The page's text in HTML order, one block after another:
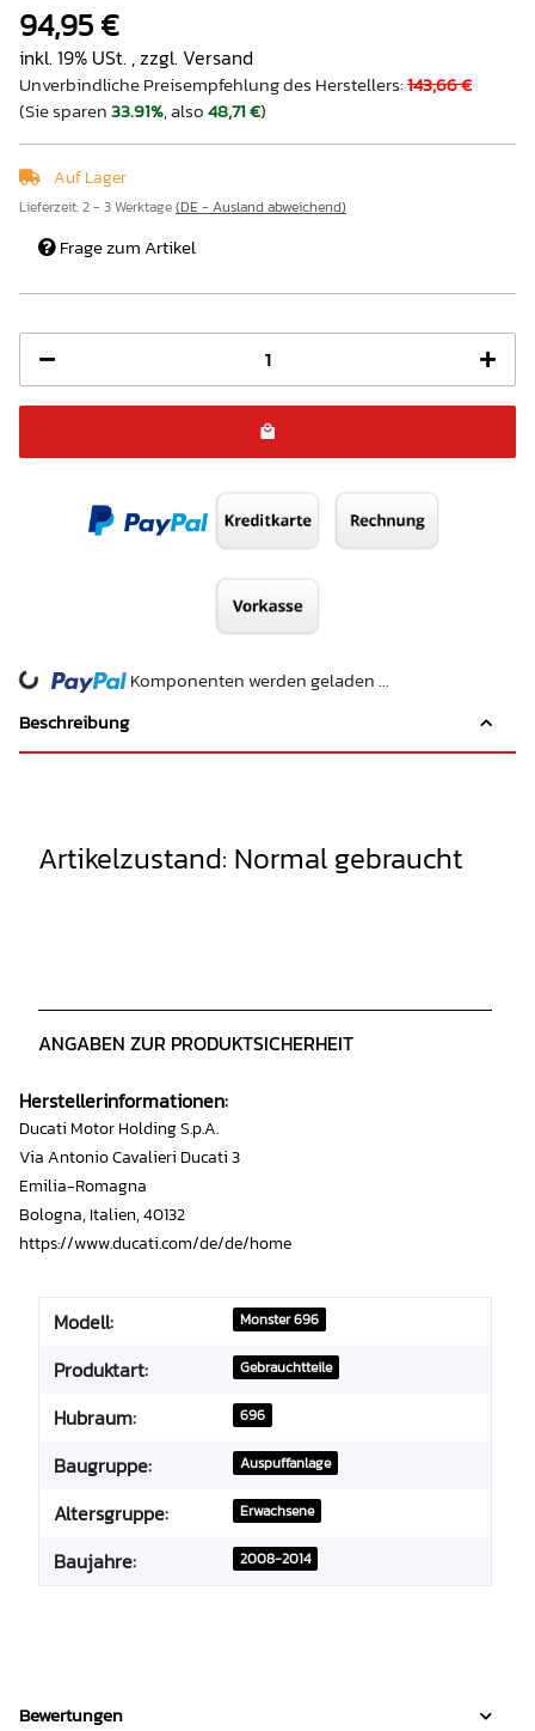
94,95 €
inkl. 19% USt. , zzgl. Versand
Unverbindliche Preisempfehlung des Herstellers:143,66 €
(Sie sparen33.91%, also48,71 €)
Auf Lager
Lieferzeit:2 - 3 Werktage(DE - Ausland abweichend)
Frage zum Artikel
Loading...
Komponenten werden geladen ...
Beschreibung
Artikelzustand: Normal gebraucht
ANGABEN ZUR PRODUKTSICHERHEIT
Herstellerinformationen:
Ducati Motor Holding S.p.A.
Via Antonio Cavalieri Ducati 3
Emilia-Romagna
Bologna, Italien, 40132
https://www.ducati.com/de/de/home
Modell: Monster 696
Produktart: Gebrauchtteile
Hubraum: 696
Baugruppe: Auspuffanlage
Altersgruppe: Erwachsene
Baujahre: 2008-2014
Bewertungen